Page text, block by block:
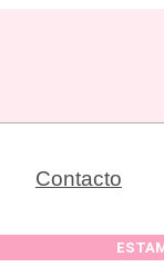
Contacto
ESTAMOS